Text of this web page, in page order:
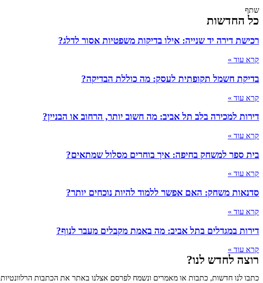
שתף
כל החדשות
רכישת דירה יד שנייה: אילו בדיקות משפטיות אסור לדלג?
קרא עוד »
בדיקת חשמל תקופתית לעסק: מה כוללת הבדיקה?
קרא עוד »
דירות למכירה בלב תל אביב: מה חשוב יותר, הרחוב או הבניין?
קרא עוד »
בית ספר למשחק בחיפה: איך בוחרים מסלול שמתאים?
קרא עוד »
סדנאות משחק: האם אפשר ללמוד להיות נוכחים יותר?
קרא עוד »
דירות במגדלים בתל אביב: מה באמת מקבלים מעבר לנוף?
קרא עוד »
רוצה לחדש לנו?
כתבו לנו חדשות, כתבות או מאמרים ונשמח לפרסם אצלנו באתר את הכתבות הרלוונטיות